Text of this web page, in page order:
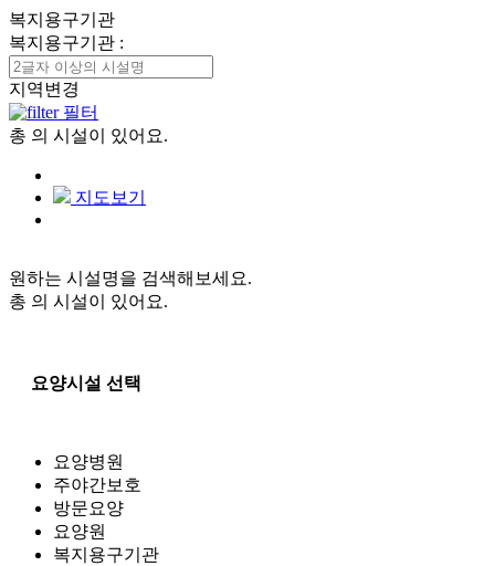
복지용구기관
복지용구기관 :
지역변경
필터
총 의 시설이 있어요.
지도보기
원하는 시설명을 검색해보세요.
총 의 시설이 있어요.
요양시설 선택
요양병원
주야간보호
방문요양
요양원
복지용구기관